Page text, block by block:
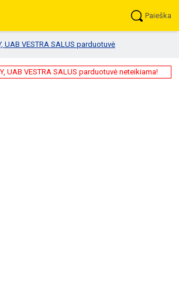
Paieška
UAB VESTRA SALUS parduotuvė
UAB VESTRA SALUS parduotuvė neteikiama!